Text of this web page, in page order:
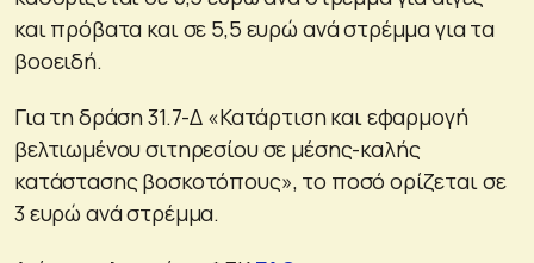
και πρόβατα και σε 5,5 ευρώ ανά στρέμμα για τα
βοοειδή.
Για τη δράση 31.7-Δ «Κατάρτιση και εφαρμογή
βελτιωμένου σιτηρεσίου σε μέσης-καλής
κατάστασης βοσκοτόπους», το ποσό ορίζεται σε
3 ευρώ ανά στρέμμα.